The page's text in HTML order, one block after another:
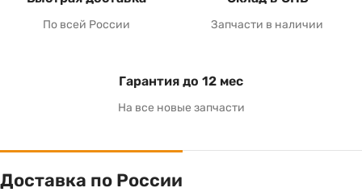
По всей России Запчасти в наличии
Гарантия до 12 мес
На все новые запчасти
Доставка по России